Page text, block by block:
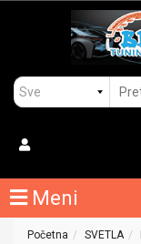
Meni
Početna SVETLA